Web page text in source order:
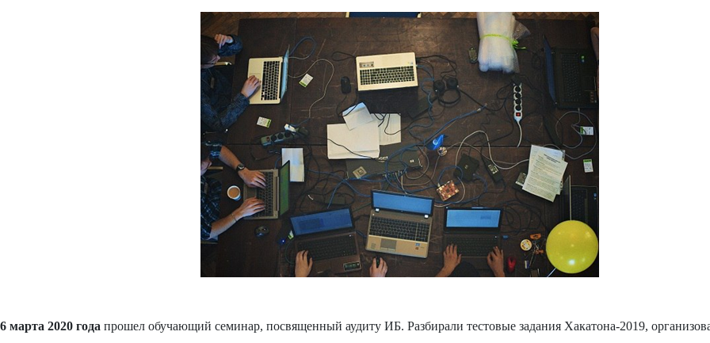
6 марта 2020 года прошел обучающий семинар, посвященный аудиту ИБ. Разбирали тестовые задания Хакатона-2019,